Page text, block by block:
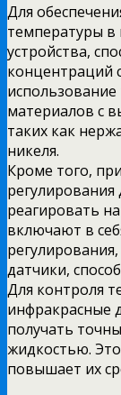
Для
температуры в
устройства,
концентраций
материалов с
таких как
никеля.
Кроме того,
реагировать
включают в
датчики,
Для контроля
инфракрасные
получать
жидкостью. Это
повышает их